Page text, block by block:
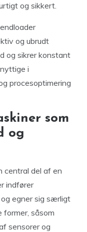
og sikkert.
og ubrudt
og sikrer konstant
i
procesoptimering
som
og
central del af en
indfører
egner sig særligt
former, såsom
sensorer og